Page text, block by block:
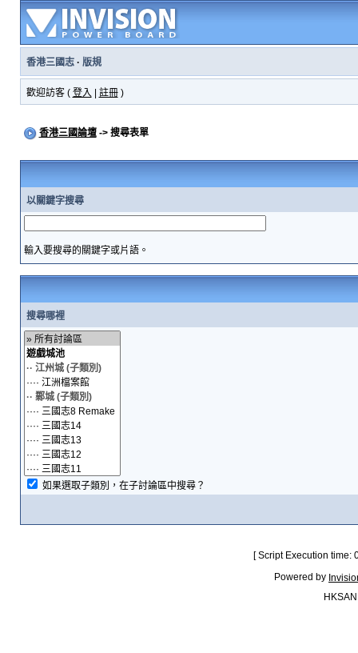
香港三國志· 版規
歡迎訪客 ( 登入 註冊)
香港三國論壇-> 搜尋表單
以關鍵字搜尋
輸入要搜尋的關鍵字或片語。
搜尋哪裡
如果選取子類別，在子討論區中搜尋？
[ Script Execution
Powered by